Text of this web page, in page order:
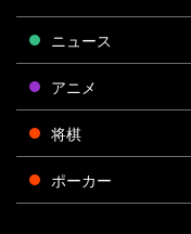
ニュース
アニメ
将棋
ポーカー